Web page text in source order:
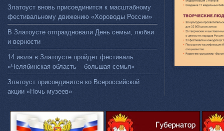
Златоуст вновь присоединится к масштабному
фестивальному движению «Хороводы России»
В Златоусте отпраздновали День семьи, любви
и верности
14 июля в Златоусте пройдет фестиваль
«Челябинская область – большая семья»
Златоуст присоединится ко Всероссийской
акции «Ночь музеев»